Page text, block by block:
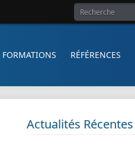
FORMATIONS RÉFÉRENCES
Actualités Récentes